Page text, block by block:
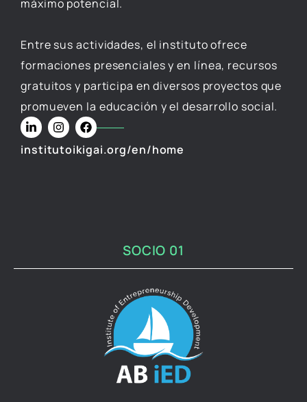
máximo potencial.
Entre sus actividades, el instituto ofrece
formaciones presenciales y en línea, recursos
gratuitos y participa en diversos proyectos que
promueven la educación y el desarrollo social.
institutoikigai.org/en/home
SOCIO 01